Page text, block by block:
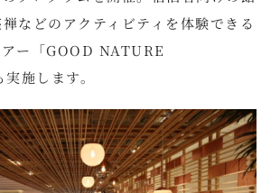
などのアクティビティを体験できる
ー「GOOD NATURE
施します。